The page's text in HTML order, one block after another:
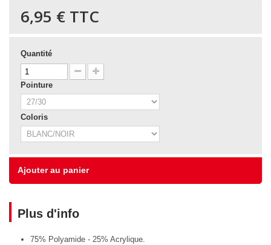
6,95 € TTC
Quantité
Pointure
Coloris
Ajouter au panier
Plus d'info
75% Polyamide - 25% Acrylique.